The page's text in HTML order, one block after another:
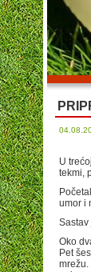
U
tekmi,
umor i
Oko
Pet